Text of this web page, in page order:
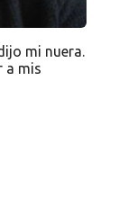
mi nuera.
a mis